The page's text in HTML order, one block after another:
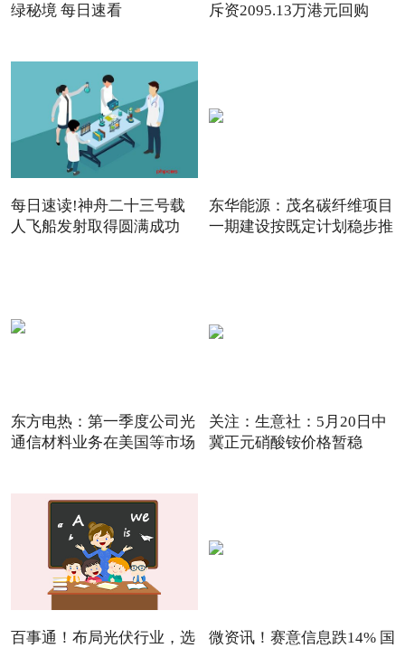
绿秘境 每日速看
斥资2095.13万港元回购
每日速读!神舟二十三号载
人飞船发射取得圆满成功
东华能源：茂名碳纤维项目
一期建设按既定计划稳步推
东方电热：第一季度公司光
通信材料业务在美国等市场
关注：生意社：5月20日中
冀正元硝酸铵价格暂稳
百事通！布局光伏行业，选
微资讯！赛意信息跌14% 国